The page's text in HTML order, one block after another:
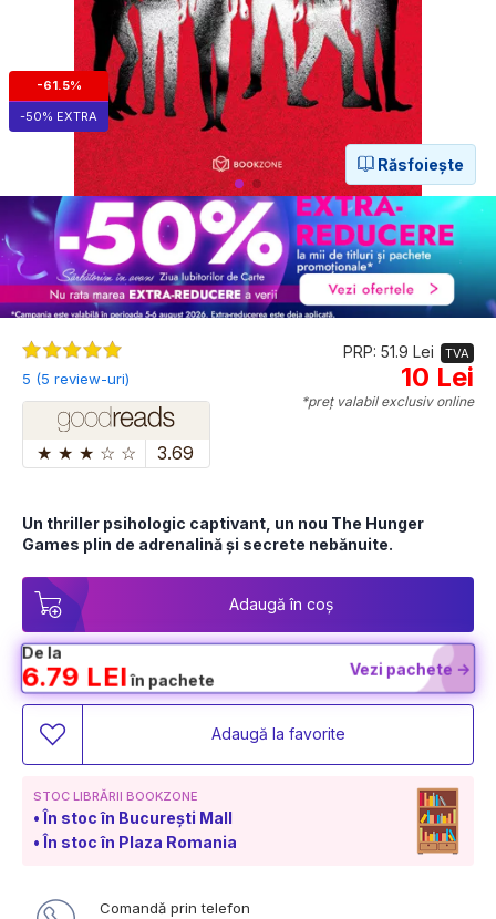
-61.5%
-50% EXTRA
Răsfoiește
5 (5 review-uri)
★ ★ ★ ☆ ☆ 3.69
PRP: 51.9 Lei TVA
10 Lei
*preț valabil exclusiv online
Un thriller psihologic captivant, un nou The Hunger
Games plin de adrenalină și secrete nebănuite.
Adaugă în coș
De la
6.79 LEIîn pachete
Vezi pachete ->
Adaugă la favorite
STOC LIBRĂRII BOOKZONE
În stoc în București Mall
În stoc în Plaza Romania
Comandă prin telefon